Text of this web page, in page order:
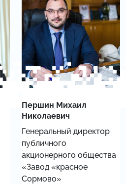
Першин Михаил
Николаевич
Генеральный директор
публичного
акционерного общества
«Завод «красное
Сормово»